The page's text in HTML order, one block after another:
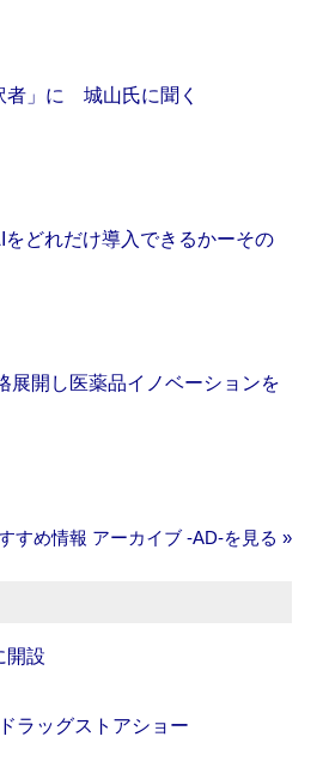
者」に 城山氏に聞く
どれだけ導入できるかーその
展開し医薬品イノベーションを
すめ情報 アーカイブ ‐AD‐を見る »
開設
ラッグストアショー